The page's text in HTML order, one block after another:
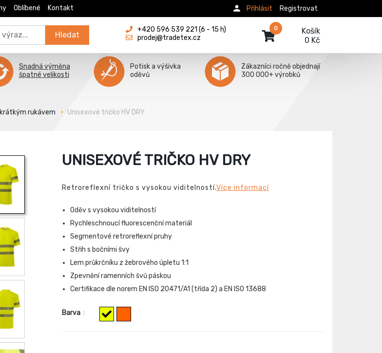
Oblíbené Kontakt Registrovat
Přihlásit
Hledat
+420 596 539 221 (6 - 15 h)
prodej@tradetex.cz
Košík
0 Kč
0
Snadná výměna
špatné velikosti
Potisk a výšivka
oděvů
Zákazníci ročně objednají
300 000+ výrobků
rukávem Unisexové tričko HV DRY
UNISEXOVÉ TRIČKO HV DRY
Retroreflexní tričko s vysokou viditelností.Více informací
Oděv s vysokou viditelností
Rychleschnoucí fluorescenční materiál
Segmentové retroreflexní pruhy
Střih s bočními švy
Lem průkrčníku z žebrového úpletu 1:1
Zpevnění ramenních švů páskou
Certifikace dle norem EN ISO 20471/A1 (třída 2) a EN ISO 13688
Barva :